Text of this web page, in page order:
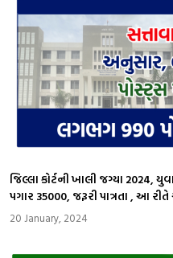
જિલ્લા કોર્ટની ખાલી જગ્યા 2024,
પગાર ₹35000, જરૂરી પાત્રતા , આ
20 January, 2024